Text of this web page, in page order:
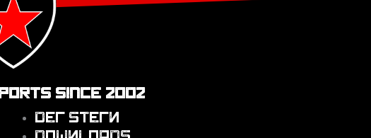
SINCE 2002
Der Stern